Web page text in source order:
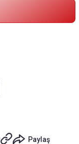
Paylaş